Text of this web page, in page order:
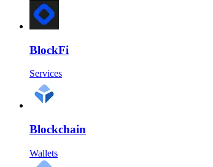
BlockFi
Services
Blockchain
Wallets